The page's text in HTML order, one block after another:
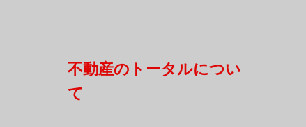
不動産のトータルについ
て